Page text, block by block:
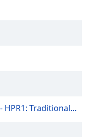
Classic Country